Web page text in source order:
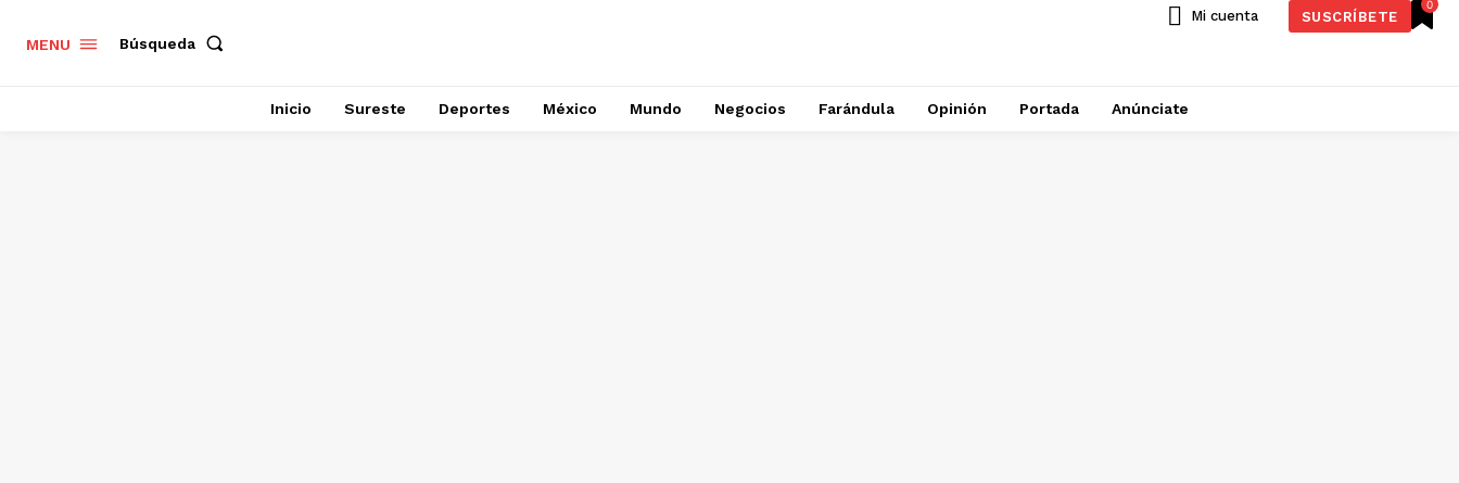
MENU Búsqueda
0
Mi cuenta SUSCRÍBETE
Inicio Sureste Deportes México Mundo Negocios Farándula Opinión Portada Anúnciate